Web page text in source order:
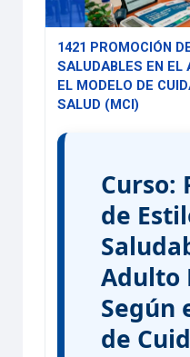
1421 PROMOCIÓN
SALUDABLES EN EL
EL MODELO DE
SALUD (MCI)
Curso:
de
Adulto
Según
de